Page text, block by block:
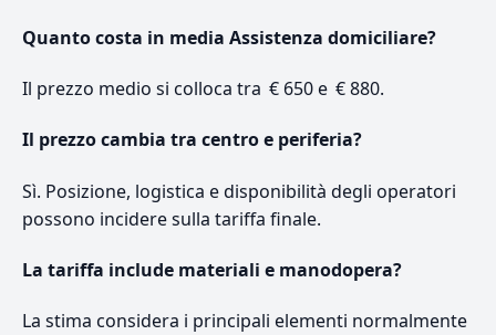
Quanto costa in media Assistenza domiciliare?
Il prezzo medio si colloca tra € 650 e € 880.
Il prezzo cambia tra centro e periferia?
Sì. Posizione, logistica e disponibilità degli operatori
possono incidere sulla tariffa finale.
La tariffa include materiali e manodopera?
La stima considera i principali elementi normalmente